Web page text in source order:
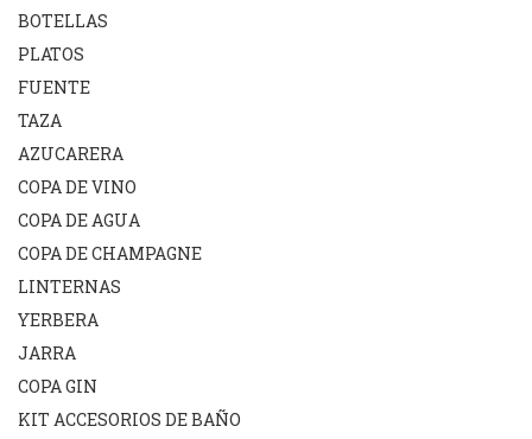
BOTELLAS
PLATOS
FUENTE
TAZA
AZUCARERA
COPA DE VINO
COPA DE AGUA
COPA DE CHAMPAGNE
LINTERNAS
YERBERA
JARRA
COPA GIN
KIT ACCESORIOS DE BAÑO